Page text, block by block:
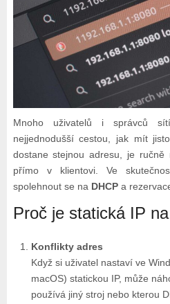
Mnoho uživatelů i správců
nejjednodušší cestou, jak mít
dostane stejnou adresu, je ručně
přímo v klientovi. Ve
spolehnout se na DHCPa
Proč je statická IP
Konflikty adres
Když si uživatel nastaví ve
macOS) statickou IP, může
používá jiný stroj nebo kterou